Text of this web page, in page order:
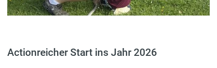
Actionreicher Start ins Jahr 2026